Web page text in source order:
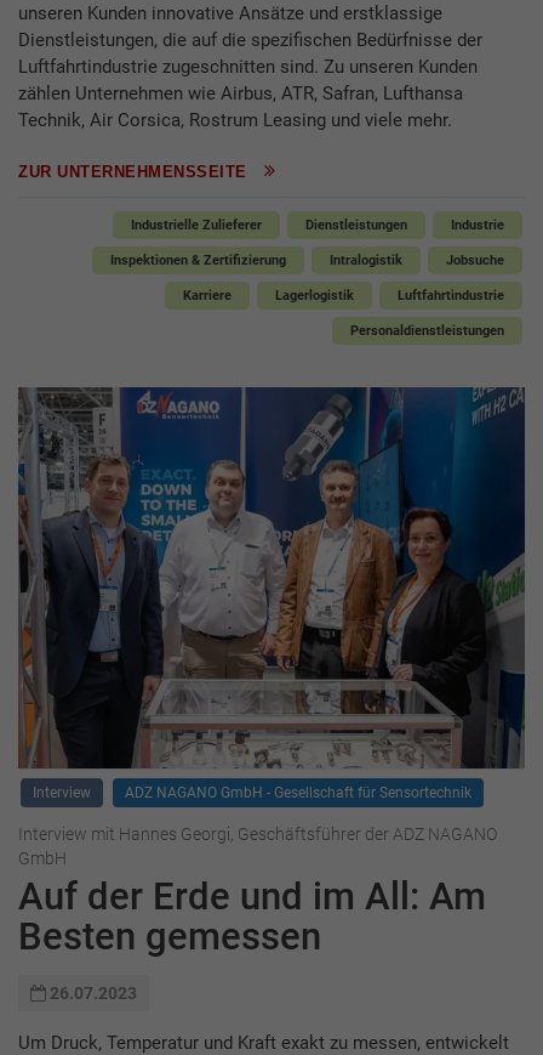
unseren Kunden innovative Ansätze und erstklassige
Dienstleistungen, die auf die spezifischen Bedürfnisse der
Luftfahrtindustrie zugeschnitten sind. Zu unseren Kunden
zählen Unternehmen wie Airbus, ATR, Safran, Lufthansa
Technik, Air Corsica, Rostrum Leasing und viele mehr.
ZUR UNTERNEHMENSSEITE
Industrielle Zulieferer Dienstleistungen Industrie
Inspektionen & Zertifizierung Intralogistik Jobsuche
Karriere Lagerlogistik Luftfahrtindustrie
Personaldienstleistungen
Interview ADZ NAGANO GmbH - Gesellschaft für Sensortechnik
Interview mit Hannes Georgi, Geschäftsführer der ADZ NAGANO
GmbH
Auf der Erde und im All: Am
Besten gemessen
26.07.2023
Um Druck, Temperatur und Kraft exakt zu messen, entwickelt